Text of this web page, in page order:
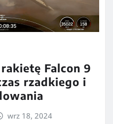
Falcon 9
rzadkiego i
wrz 18, 2024